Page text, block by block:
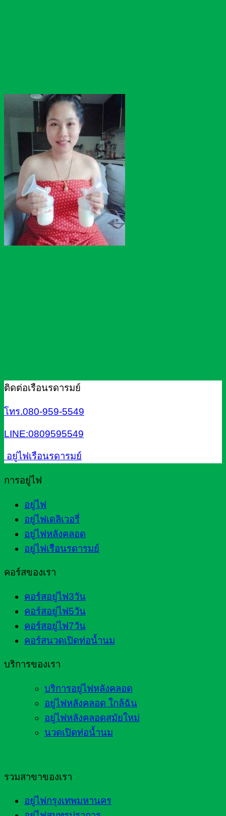
ติดต่อเรือนรดารมย์
โทร.080-959-5549
LINE:0809595549
อยู่ไฟเรือนรดารมย์
การอยู่ไฟ
อยู่ไฟ
อยู่ไฟเดลิเวอรี่
อยู่ไฟหลังคลอด
อยู่ไฟเรือนรดารมย์
คอร์สของเรา
คอร์สอยู่ไฟ3วัน
คอร์สอยู่ไฟ5วัน
คอร์สอยู่ไฟ7วัน
คอร์สนวดเปิดท่อน้ำนม
บริการของเรา
บริการอยู่ไฟหลังคลอด
อยู่ไฟหลังคลอด ใกล้ฉัน
อยู่ไฟหลังคลอดสมัยใหม่
นวดเปิดท่อน้ำนม
รวมสาขาของเรา
อยู่ไฟกรุงเทพมหานคร